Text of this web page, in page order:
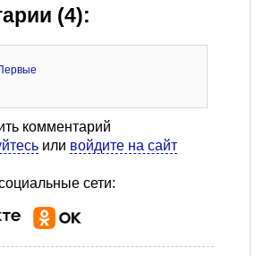
(4):
комментарий
или войдите на сайт
сети: